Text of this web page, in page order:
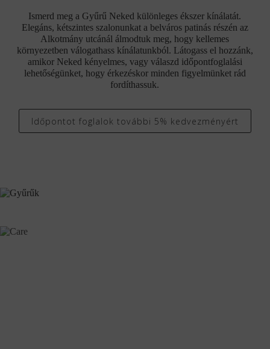
Ismerd meg a Gyűrű Neked különleges ékszer kínálatát.
Elegáns, kétszintes szalonunkat a belváros patinás részén az
Alkotmány utcánál álmodtuk meg, hogy kellemes
környezetben válogathass kínálatunkból. Látogass el hozzánk,
amikor Neked kényelmes, vagy válaszd időpontfoglalási
lehetőségünket, hogy érkezéskor minden figyelmünket rád
fordíthassuk.
Időpontot foglalok további 5% kedvezményért